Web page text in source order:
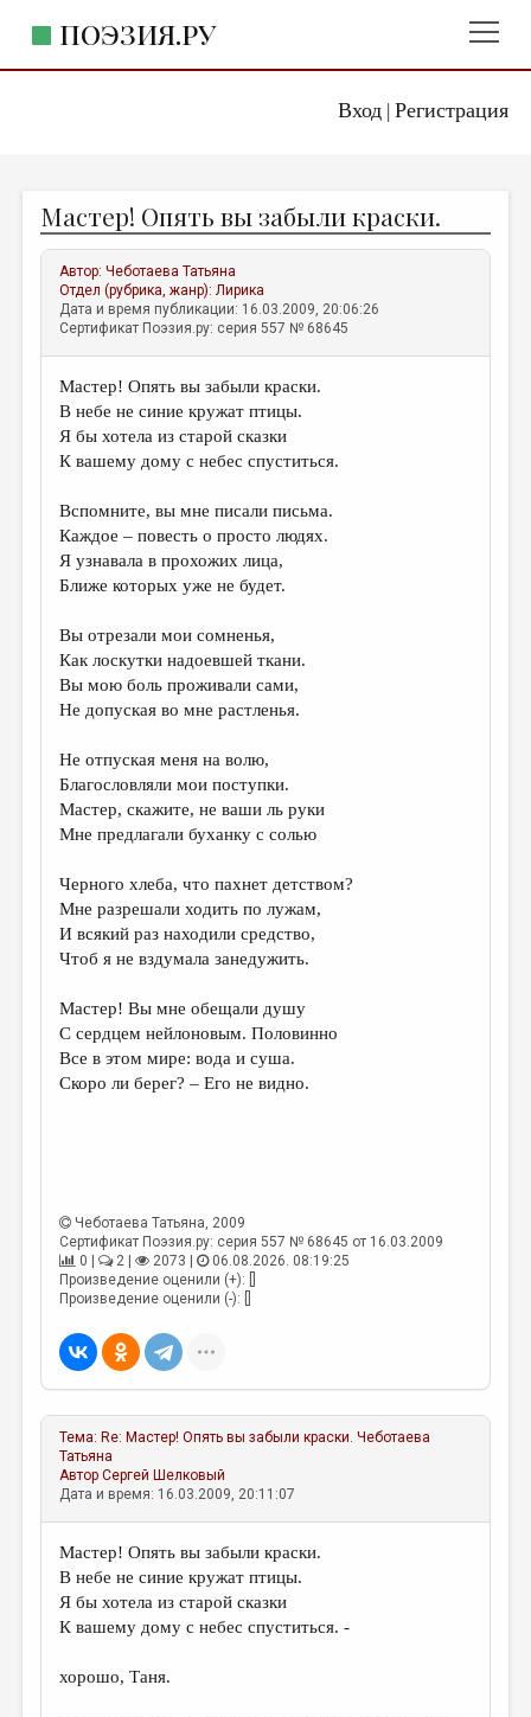
Вход| Регистрация
ПОЭЗИЯ.РУ
ЖАНРЫ
АВТОРЫ
КОММЕНТАРИИ
ЛИТСАЛОН
НОВОСТИ
ПРАВИЛА САЙТА
ИЗБРАННОЕ
ДАЙДЖЕСТ
ПЕРЕВОДЫ
КОНКУРСЫ
КНИЖНАЯ ПОЛКА
ОБЗОР ЛИТЕРАТУРЫ
ОБЪЯВЛЕНИЯ
КОЛОНКА РЕДАКТОРА
ОТ РЕДАКЦИИ
МАЛАЯ ПРОЗА
ПУБЛИЦИСТИКА
РЕЦЕНЗИРОВАНИЕ
ТРЕДИАКОВСКИЙ
ВКОНТАКТЕ
Мастер! Опять вы забыли краски.
Автор:Чеботаева Татьяна
Отдел (рубрика, жанр):Лирика
Дата и время публикации: 16.03.2009, 20:06:26
Сертификат Поэзия.ру: серия 557 № 68645
Мастер! Опять вы забыли краски.
В небе не синие кружат птицы.
Я бы хотела из старой сказки
К вашему дому с небес спуститься.
Вспомните, вы мне писали письма.
Каждое – повесть о просто людях.
Я узнавала в прохожих лица,
Ближе которых уже не будет.
Вы отрезали мои сомненья,
Как лоскутки надоевшей ткани.
Вы мою боль проживали сами,
Не допуская во мне растленья.
Не отпуская меня на волю,
Благословляли мои поступки.
Мастер, скажите, не ваши ль руки
Мне предлагали буханку с солью
Черного хлеба, что пахнет детством?
Мне разрешали ходить по лужам,
И всякий раз находили средство,
Чтоб я не вздумала занедужить.
Мастер! Вы мне обещали душу
С сердцем нейлоновым. Половинно
Все в этом мире: вода и суша.
Скоро ли берег? – Его не видно.
Чеботаева Татьяна, 2009
Сертификат Поэзия.ру: серия 557 № 68645 от 16.03.2009
0 |
2 | 2073 |
06.08.2026. 08:19:25
Произведение оценили (+): []
Произведение оценили (-): []
Тема: Re: Мастер! Опять вы забыли краски. Чеботаева
Татьяна
АвторСергей Шелковый
Дата и время: 16.03.2009, 20:11:07
Мастер! Опять вы забыли краски.
В небе не синие кружат птицы.
Я бы хотела из старой сказки
К вашему дому с небес спуститься. -
хорошо, Таня.